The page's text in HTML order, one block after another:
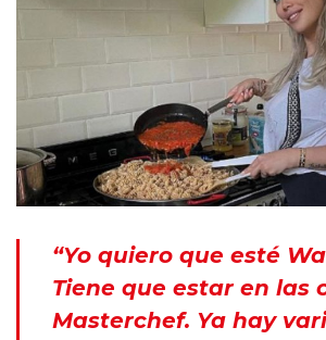
“Yo quiero que esté
Tiene que estar en las
Masterchef. Ya hay